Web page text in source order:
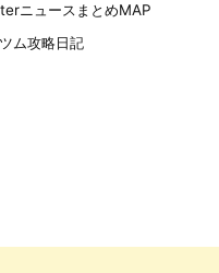
ニュースまとめMAP
ム攻略日記